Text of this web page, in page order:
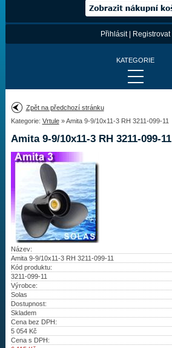
Přihlásit| Registrovat
KATEGORIE
Provedení:
Výrobce:
Drážky na hřídeli:
Najít vrtuli
Motory
Vrtule
Kontakty
Aktuality
Zpět na předchozí stránku
Kategorie: Vrtule» Amita 9-9/10x11-3 RH 3211-099-11
Amita 9-9/10x11-3 RH 3211-099-11
Název:
Amita 9-9/10x11-3 RH 3211-099-11
Kód produktu:
3211-099-11
Výrobce:
Solas
Dostupnost:
Skladem
Cena bez DPH:
5 054Kč
Cena s DPH: